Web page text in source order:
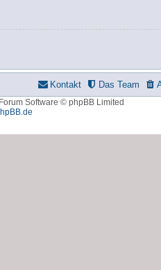
Das Team
Kontakt
Software © phpBB Limited